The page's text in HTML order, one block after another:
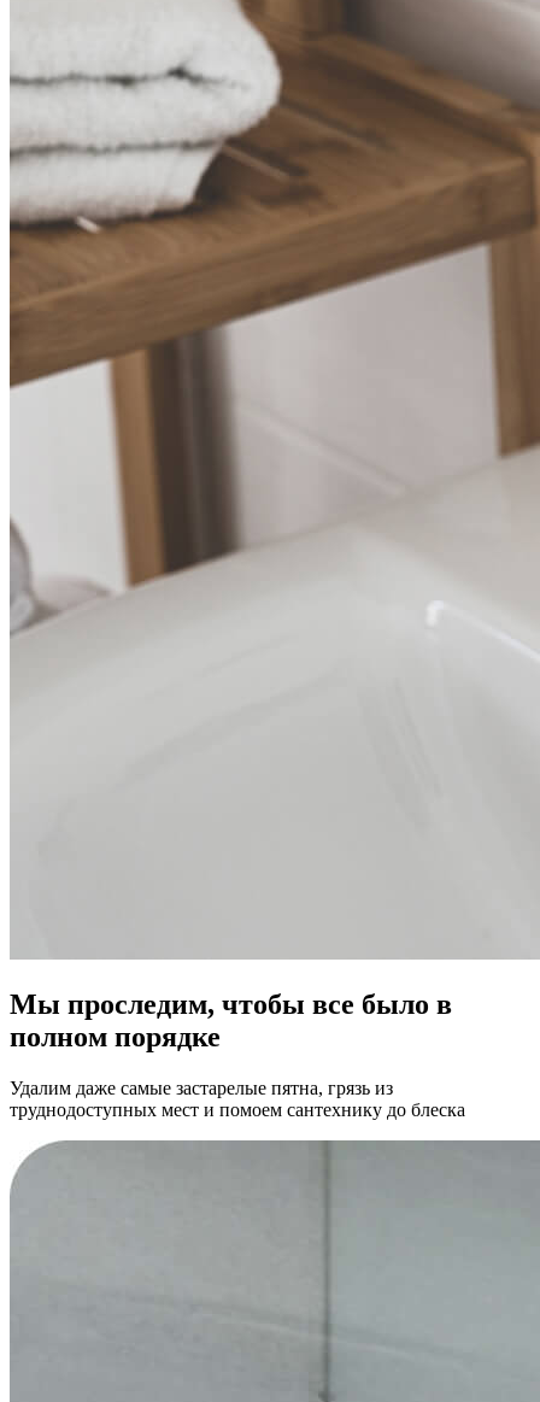
Мы проследим, чтобы все было в
полном порядке
Удалим даже самые застарелые пятна, грязь из
труднодоступных мест и помоем сантехнику до блеска